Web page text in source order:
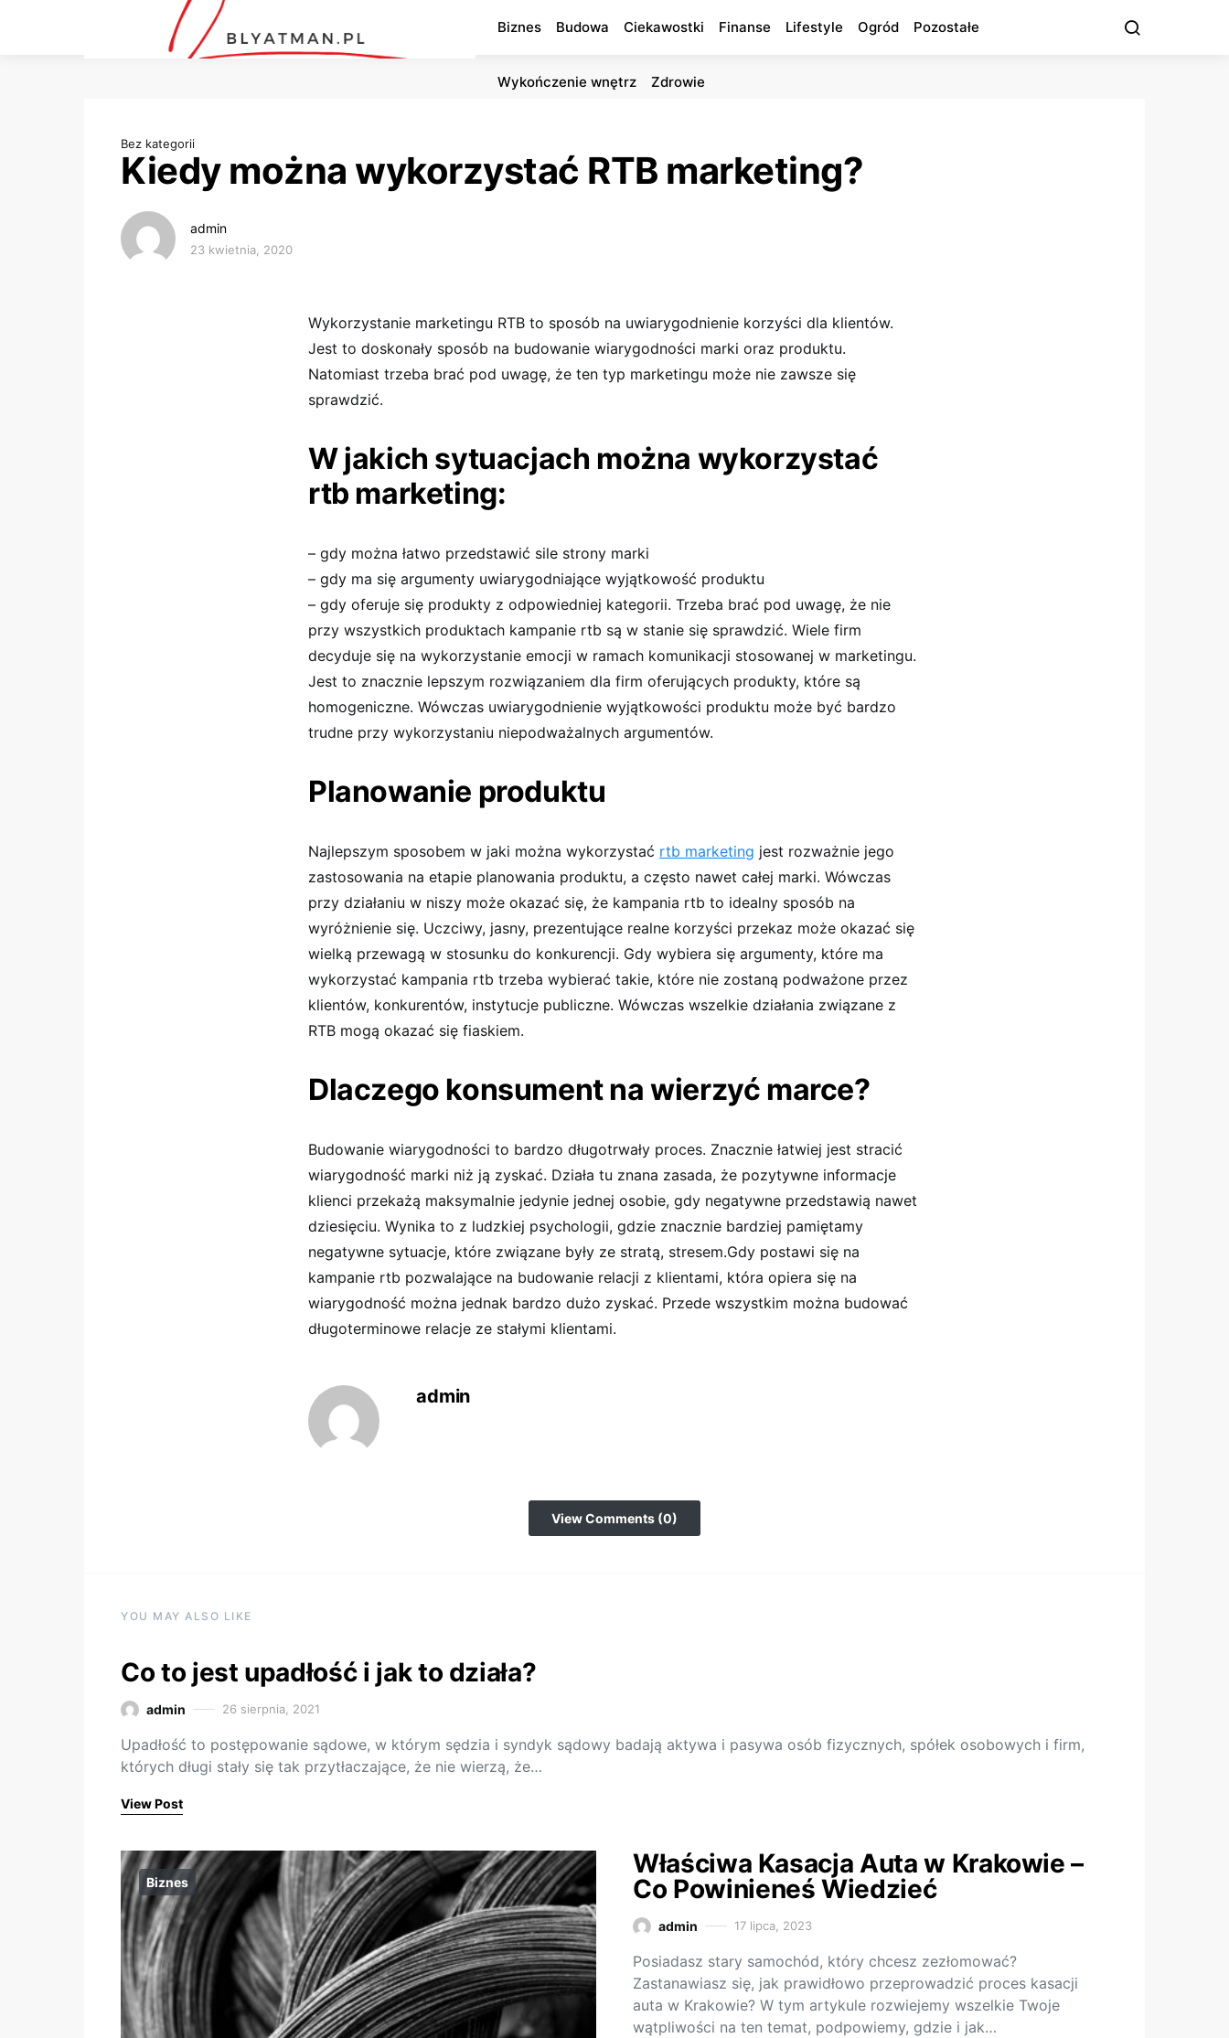
Biznes Budowa Ciekawostki Finanse Lifestyle Ogród Pozostałe
Wykończenie wnętrz Zdrowie
Bez kategorii
Kiedy można wykorzystać RTB marketing?
admin
23 kwietnia, 2020
Wykorzystanie marketingu RTB to sposób na uwiarygodnienie korzyści dla klientów.
Jest to doskonały sposób na budowanie wiarygodności marki oraz produktu.
Natomiast trzeba brać pod uwagę, że ten typ marketingu może nie zawsze się
sprawdzić.
W jakich sytuacjach można wykorzystać
rtb marketing:
– gdy można łatwo przedstawić sile strony marki
– gdy ma się argumenty uwiarygodniające wyjątkowość produktu
– gdy oferuje się produkty z odpowiedniej kategorii. Trzeba brać pod uwagę, że nie
przy wszystkich produktach kampanie rtb są w stanie się sprawdzić. Wiele firm
decyduje się na wykorzystanie emocji w ramach komunikacji stosowanej w marketingu.
Jest to znacznie lepszym rozwiązaniem dla firm oferujących produkty, które są
homogeniczne. Wówczas uwiarygodnienie wyjątkowości produktu może być bardzo
trudne przy wykorzystaniu niepodważalnych argumentów.
Planowanie produktu
Najlepszym sposobem w jaki można wykorzystać rtb marketing jest rozważnie jego
zastosowania na etapie planowania produktu, a często nawet całej marki. Wówczas
przy działaniu w niszy może okazać się, że kampania rtb to idealny sposób na
wyróżnienie się. Uczciwy, jasny, prezentujące realne korzyści przekaz może okazać się
wielką przewagą w stosunku do konkurencji. Gdy wybiera się argumenty, które ma
wykorzystać kampania rtb trzeba wybierać takie, które nie zostaną podważone przez
klientów, konkurentów, instytucje publiczne. Wówczas wszelkie działania związane z
RTB mogą okazać się fiaskiem.
Dlaczego konsument na wierzyć marce?
Budowanie wiarygodności to bardzo długotrwały proces. Znacznie łatwiej jest stracić
wiarygodność marki niż ją zyskać. Działa tu znana zasada, że pozytywne informacje
klienci przekażą maksymalnie jedynie jednej osobie, gdy negatywne przedstawią nawet
dziesięciu. Wynika to z ludzkiej psychologii, gdzie znacznie bardziej pamiętamy
negatywne sytuacje, które związane były ze stratą, stresem.Gdy postawi się na
kampanie rtb pozwalające na budowanie relacji z klientami, która opiera się na
wiarygodność można jednak bardzo dużo zyskać. Przede wszystkim można budować
długoterminowe relacje ze stałymi klientami.
admin
View Comments (0)
YOU MAY ALSO LIKE
Co to jest upadłość i jak to działa?
admin 26 sierpnia, 2021
Upadłość to postępowanie sądowe, w którym sędzia i syndyk sądowy badają aktywa i pasywa osób fizycznych, spółek osobowych i firm,
których długi stały się tak przytłaczające, że nie wierzą, że…
View Post
Biznes
Właściwa Kasacja Auta w Krakowie –
Co Powinieneś Wiedzieć
admin 17 lipca, 2023
Posiadasz stary samochód, który chcesz zezłomować?
Zastanawiasz się, jak prawidłowo przeprowadzić proces kasacji
auta w Krakowie? W tym artykule rozwiejemy wszelkie Twoje
wątpliwości na ten temat, podpowiemy, gdzie i jak…